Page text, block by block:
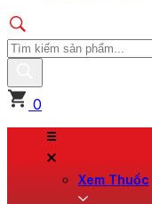
0
Xem Thuốc